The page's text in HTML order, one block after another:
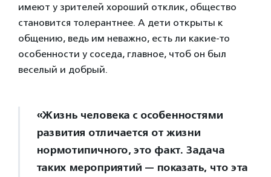
имеют у зрителей хороший отклик, общество
становится толерантнее. А дети открыты к
общению, ведь им неважно, есть ли какие-то
особенности у соседа, главное, чтоб он был
веселый и добрый.
«Жизнь человека с особенностями
развития отличается от жизни
нормотипичного, это факт. Задача
таких мероприятий — показать, что эта